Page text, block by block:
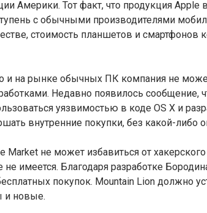
Америки. Тот факт, что продукция Apple
с обычными производителями
стоимость планшетов и смартфонов
и на рынке обычных ПК компания не
Недавно появилось сообщение,
уязвимостью в коде OS X и
внутренние покупки, без какой-либо
Market не может избавиться от
не имеется. Благодаря разработке
покупок. Mountain Lion должно
и новые.